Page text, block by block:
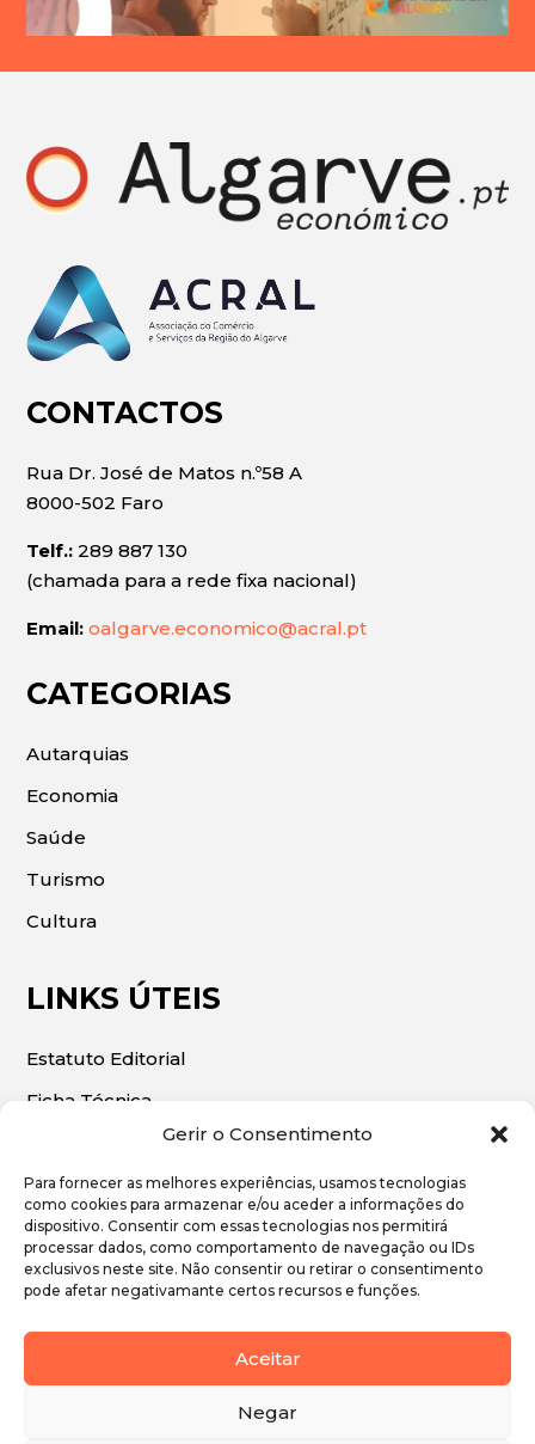
Gerir o Consentimento
Para fornecer as melhores experiências, usamos tecnologias
como cookies para armazenar e/ou aceder a informações do
dispositivo. Consentir com essas tecnologias nos permitirá
processar dados, como comportamento de navegação ou IDs
exclusivos neste site. Não consentir ou retirar o consentimento
pode afetar negativamante certos recursos e funções.
Aceitar
Negar
CONTACTOS
Rua Dr. José de Matos n.º58 A
8000-502 Faro
Telf.: 289 887 130
(chamada para a rede fixa nacional)
Email: oalgarve.economico@acral.pt
CATEGORIAS
Autarquias
Economia
Saúde
Turismo
Cultura
LINKS ÚTEIS
Estatuto Editorial
Ficha Técnica
© 2026 | O Algarve Económico. Todos os direitos
reservados.